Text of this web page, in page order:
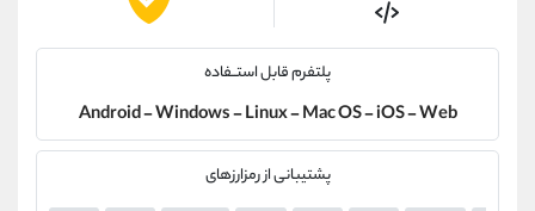
پلتفرم قابل استــفاده
Android - Windows - Linux - Mac OS - iOS - Web
پشتیبانی از رمزارزهای